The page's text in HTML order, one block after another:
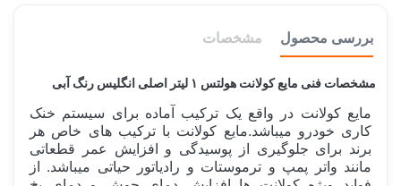
بررسی محصول مشخصات
مشخصات فنی مایع کولانت هولتس ۱ لیتر اصلی انگلیس رنگ آبی
مایع کولانت در واقع یک ترکیب آماده برای سیستم خنک
کاری خودرو میباشد.مایع کولانت با ترکیب های خاص هر
برند برای جلوگیری از پوسیدگی و افزایش عمر قطعاتی
مانند واتر پمپ و ترموستات و رادیاتور حیاتی میباشد. از